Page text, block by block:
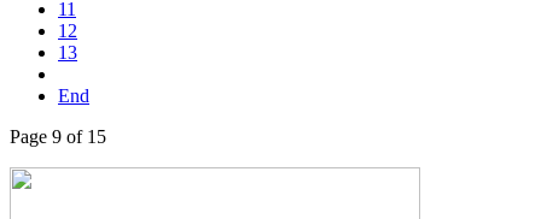
11
12
13
End
Page 9 of 15